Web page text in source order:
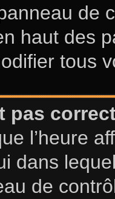
de
haut des
tous
pas
l’heure
dans
de